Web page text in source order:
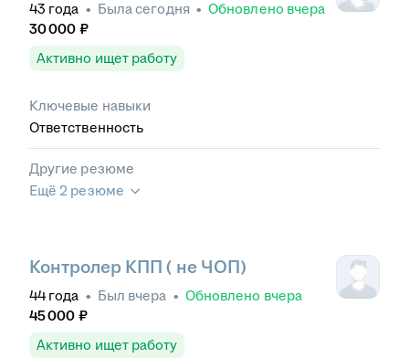
43 года • Быласегодня • Обновлено вчера
30 000 ₽
Активно ищет работу
Ключевые навыки
Ответственность
Другие резюме
Ещё 2 резюме
Контролер КПП ( не ЧОП)
44 года • Был вчера • Обновлено вчера
45 000 ₽
Активно ищет работу